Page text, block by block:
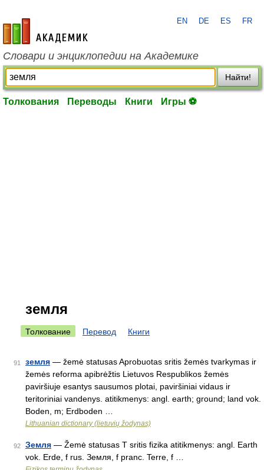
academic.ru
EN DE ES FR
Словари и энциклопедии на Академике
Найти!
Толкования Переводы Книги Игры ⚽
земля
Толкование Перевод Книги
91 земля — žemė statusas Aprobuotas sritis žemės tvarkymas ir
žemės reforma apibrėžtis Lietuvos Respublikos žemės
paviršiuje esantys sausumos plotai, paviršiniai vidaus ir
teritoriniai vandenys. atitikmenys: angl. earth; ground; land vok.
Boden, m; Erdboden …
Lithuanian dictionary (lietuvių žodynas)
92 Земля — Žemė statusas T sritis fizika atitikmenys: angl. Earth
vok. Erde, f rus. Земля, f pranc. Terre, f …